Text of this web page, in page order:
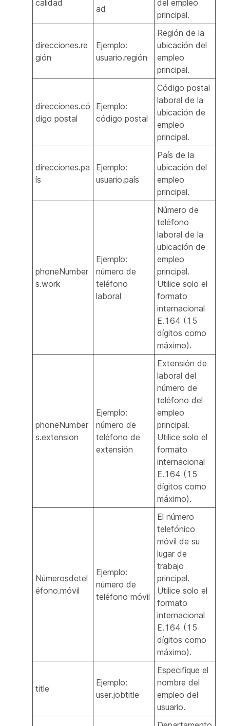
calidad
ad
del empleo
principal.
direcciones.re
gión
Ejemplo:
usuario.región
Región de la
ubicación del
empleo
principal.
direcciones.có
digo postal
Ejemplo:
código postal
Código postal
laboral de la
ubicación de
empleo
principal.
direcciones.pa
ís
Ejemplo:
usuario.país
País de la
ubicación del
empleo
principal.
phoneNumber
s.work
Ejemplo:
número de
teléfono
laboral
Número de
teléfono
laboral de la
ubicación de
empleo
principal.
Utilice solo el
formato
internacional
E.164 (15
dígitos como
máximo).
phoneNumber
s.extension
Ejemplo:
número de
teléfono de
extensión
Extensión de
laboral del
número de
teléfono del
empleo
principal.
Utilice solo el
formato
internacional
E.164 (15
dígitos como
máximo).
Númerosdetel
éfono.móvil
Ejemplo:
número de
teléfono móvil
El número
telefónico
móvil de su
lugar de
trabajo
principal.
Utilice solo el
formato
internacional
E.164 (15
dígitos como
máximo).
title
Ejemplo:
user.jobtitle
Especifique el
nombre del
empleo del
usuario.